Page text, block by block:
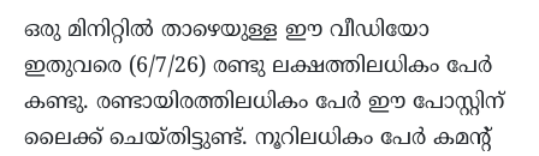
ഒരു മിനിറ്റിൽ താഴെയുള്ള ഈ വീഡിയോ
ഇതുവരെ (6/7/26) രണ്ടു ലക്ഷത്തിലധികം പേർ
കണ്ടു. രണ്ടായിരത്തിലധികം പേർ ഈ പോസ്റ്റിന്
ലൈക്ക് ചെയ്തിട്ടുണ്ട്. നൂറിലധികം പേർ കമന്റ്